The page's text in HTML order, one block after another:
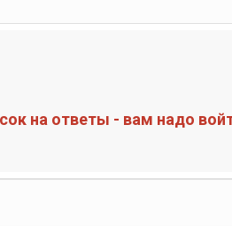
на ответы - вам надо